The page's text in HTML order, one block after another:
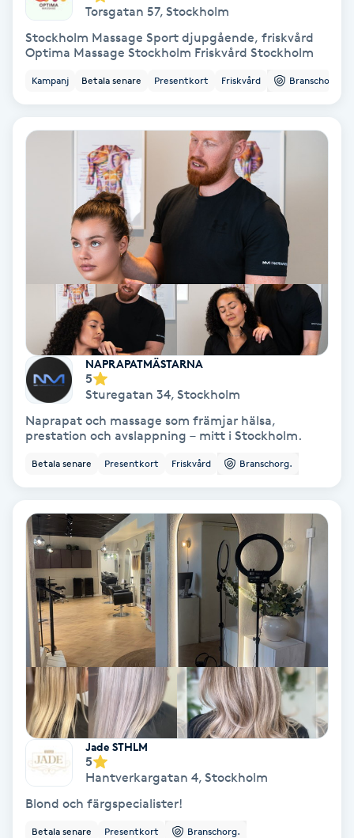
Färgning
Gel naglar
Gellack med förstärkning
Gravidmassage
Gravidyoga
Gruppträning
Gua Sha-massage
Headspa
Healing
Herrklippning
HIFU
Hollywood Peel
Hot Stone Massage
Hot yoga
Torsgatan 57, Stockholm
Stockholm Massage Sport djupgående, friskvård
Optima Massage Stockholm Friskvård Stockholm
Kampanj Betala senare Presentkort Friskvård Branschorg.
NAPRAPATMÄSTARNA
5
Sturegatan 34, Stockholm
Naprapat och massage som främjar hälsa,
prestation och avslappning – mitt i Stockholm.
Betala senare Presentkort Friskvård Branschorg.
Jade STHLM
5
Hantverkargatan 4, Stockholm
Blond och färgspecialister!
Betala senare Presentkort Branschorg.